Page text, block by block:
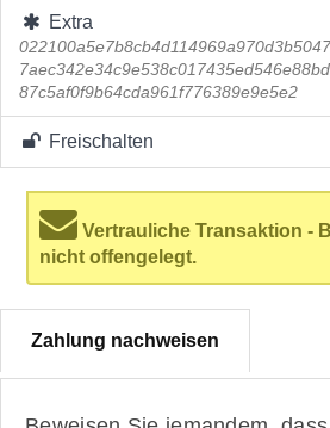
Extra
87c5af0f9b64cda961f776389e9e5e2
Freischalten
Vertrauliche Transaktion -
nicht offengelegt.
Zahlung nachweisen